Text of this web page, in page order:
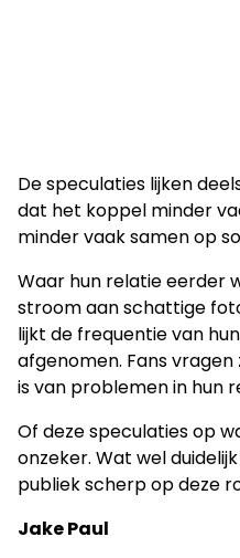
De speculaties lijken
dat het koppel minder
minder vaak samen op
Waar hun relatie eerder
stroom aan schattige
lijkt de frequentie van
afgenomen. Fans
is van problemen in hun
Of deze speculaties op
onzeker. Wat wel
publiek scherp op deze
Jake Paul